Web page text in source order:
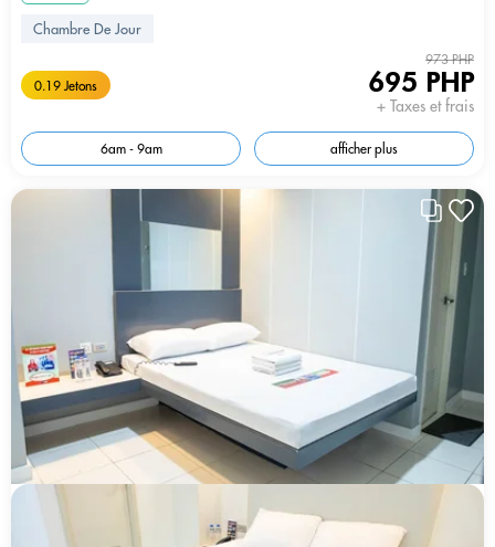
Chambre De Jour
0.19 Jetons
973 PHP
695 PHP
+ Taxes et frais
6am - 9am afficher plus